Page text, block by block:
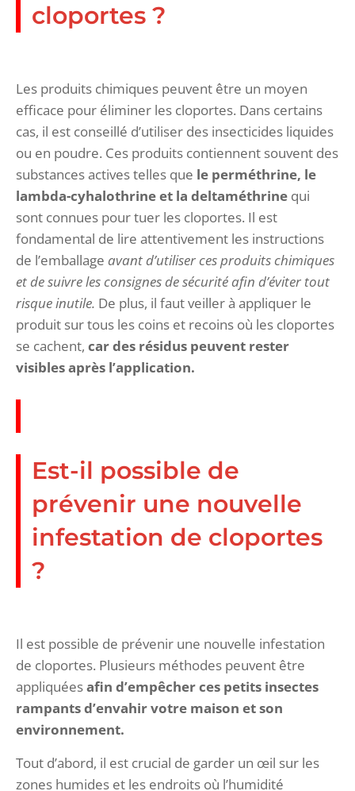
cloportes ?
Les produits chimiques peuvent être un moyen
efficace pour éliminer les cloportes. Dans certains
cas, il est conseillé d’utiliser des insecticides liquides
ou en poudre. Ces produits contiennent souvent des
substances actives telles que le perméthrine, le
lambda-cyhalothrine et la deltaméthrine qui
sont connues pour tuer les cloportes. Il est
fondamental de lire attentivement les instructions
de l’emballage avant d’utiliser ces produits chimiques
et de suivre les consignes de sécurité afin d’éviter tout
risque inutile. De plus, il faut veiller à appliquer le
produit sur tous les coins et recoins où les cloportes
se cachent, car des résidus peuvent rester
visibles après l’application.
Est-il possible de
prévenir une nouvelle
infestation de cloportes
?
Il est possible de prévenir une nouvelle infestation
de cloportes. Plusieurs méthodes peuvent être
appliquéesafin d’empêcher ces petits insectes
rampants d’envahir votre maison et son
environnement.
Tout d’abord, il est crucial de garder un œil sur les
zones humides et les endroits où l’humidité